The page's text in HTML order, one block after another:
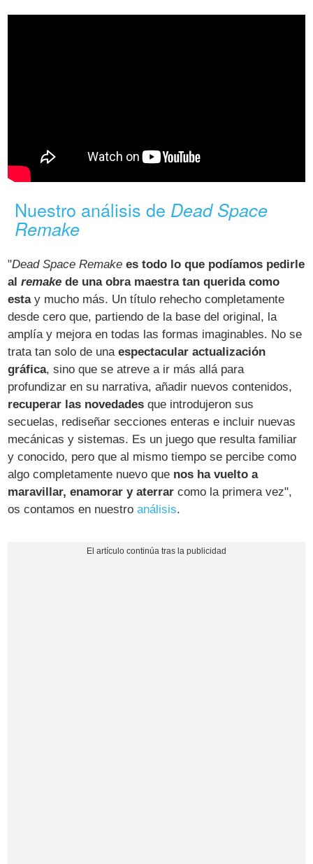
Nuestro análisis de Dead Space
Remake
"Dead Space Remake es todo lo que podíamos pedirle
alremake de una obra maestra tan querida como
estay mucho más. Un título rehecho completamente
desde cero que, partiendo de la base del original, la
amplía y mejora en todas las formas imaginables. No se
trata tan solo de unaespectacular actualización
gráfica, sino que se atreve a ir más allá para
profundizar en su narrativa, añadir nuevos contenidos,
recuperar las novedades que introdujeron sus
secuelas, rediseñar secciones enteras e incluir nuevas
mecánicas y sistemas. Es un juego que resulta familiar
y conocido, pero que al mismo tiempo se percibe como
algo completamente nuevo que nos ha vuelto a
maravillar, enamorar y aterrar como la primera vez",
os contamos en nuestroanálisis.